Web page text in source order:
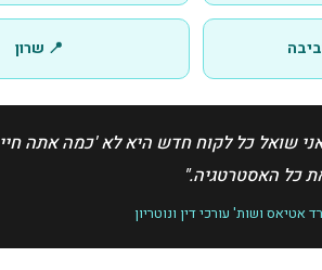
📍 שרון
שואל כל לקוח חדש היא לא 'כמה אתה
כל האסטרטגיה."
ושות' עורכי דין ונוטריון